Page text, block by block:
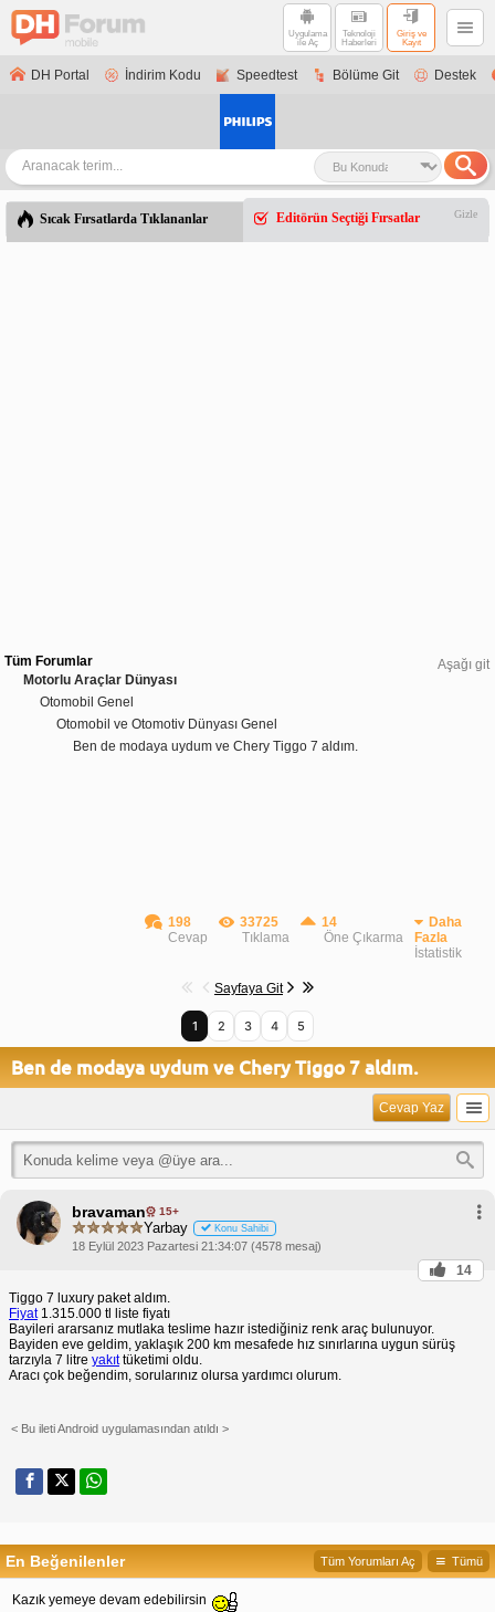
Uygulama
ile Aç
Teknoloji
Haberleri
Giriş ve
Kayıt
DH Portal İndirim Kodu Speedtest Bölüme Git Destek
Sıcak Fırsatlarda Tıklananlar Editörün Seçtiği Fırsatlar Gizle
Aşağı git
Tüm Forumlar
Motorlu Araçlar Dünyası
Otomobil Genel
Otomobil ve Otomotiv Dünyası Genel
Ben de modaya uydum ve Chery Tiggo 7 aldım.
198
Cevap
33725
Tıklama
14
Öne Çıkarma
Daha
Fazla
İstatistik
Sayfaya Git
1 2 3 4 5
Ben de modaya uydum ve Chery Tiggo 7 aldım.
Cevap Yaz
bravaman 15+
Yarbay Konu Sahibi
18 Eylül 2023 Pazartesi 21:34:07 (4578 mesaj)
14
Tiggo 7 luxury paket aldım.
Fiyat1.315.000 tl liste fiyatı
Bayileri ararsanız mutlaka teslime hazır istediğiniz renk araç bulunuyor.
Bayiden eve geldim, yaklaşık 200 km mesafede hız sınırlarına uygun sürüş
tarzıyla 7 litre yakıttüketimi oldu.
Aracı çok beğendim, sorularınız olursa yardımcı olurum.
< Bu ileti Android uygulamasından atıldı >
En Beğenilenler Tümü
Tüm Yorumları Aç
Kazık yemeye devam edebilirsin